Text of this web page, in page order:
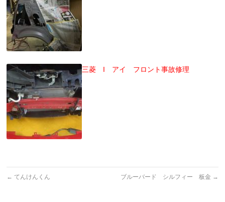
三菱 I アイ フロント事故修理
← てんけんくん ブルーバード シルフィー 板金 →